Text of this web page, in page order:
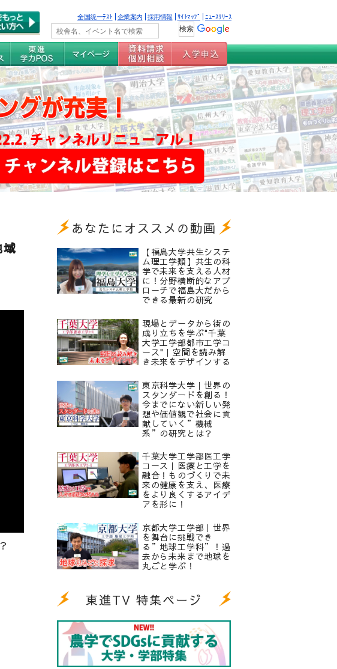
全国統一ﾃｽﾄ 企業案内 採用情報 ｻｲﾄﾏｯﾌﾟ ﾆｭｰｽﾘﾘｰｽ
教
あなたにオススメの動画
【福島大学共生システ
ム理工学類】共生の科
学で未来を支える人材
に！分野横断的なアプ
ローチで福島大だから
できる最新の研究
現場とデータから街の
成り立ちを学ぶ"千葉
大学工学部都市工学コ
ース"｜空間を読み解
き未来をデザインする
東京科学大学｜世界の
スタンダードを創る！
今までにない新しい発
想や価値観で社会に貢
献していく”機械
系”の研究とは？
千葉大学工学部医工学
コース｜医療と工学を
融合！ものづくりで未
来の健康を支え、医療
をより良くするアイデ
アを形に！
京都大学工学部｜世界
を舞台に挑戦でき
る”地球工学科”！過
去から未来まで地球を
丸ごと学ぶ！
東進TV 特集ページ